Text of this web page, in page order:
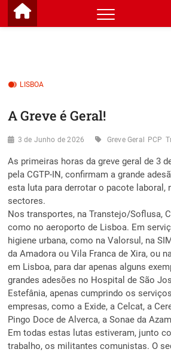
Skip
LISBOA
A Greve é Geral!
3 de Junho de 2026 Greve Geral PCP
As primeiras horas da greve geral de 3
pela CGTP-IN, confirmam a grande
esta luta para derrotar o pacote laboral,
sectores.
Nos transportes, na Transtejo/Soflusa,
como no aeroporto de Lisboa. Em
higiene urbana, como na Valorsul, na
da Amadora ou Vila Franca de Xira, ou
em Lisboa, para dar apenas alguns
grandes adesões no Hospital de São
Estefânia, apenas cumprindo os
empresas, como a Exide, a Celcat, a
Pingo Doce de Alverca, a Sonae da
Em todas estas lutas estiveram, junto
trabalho, os militantes comunistas. O